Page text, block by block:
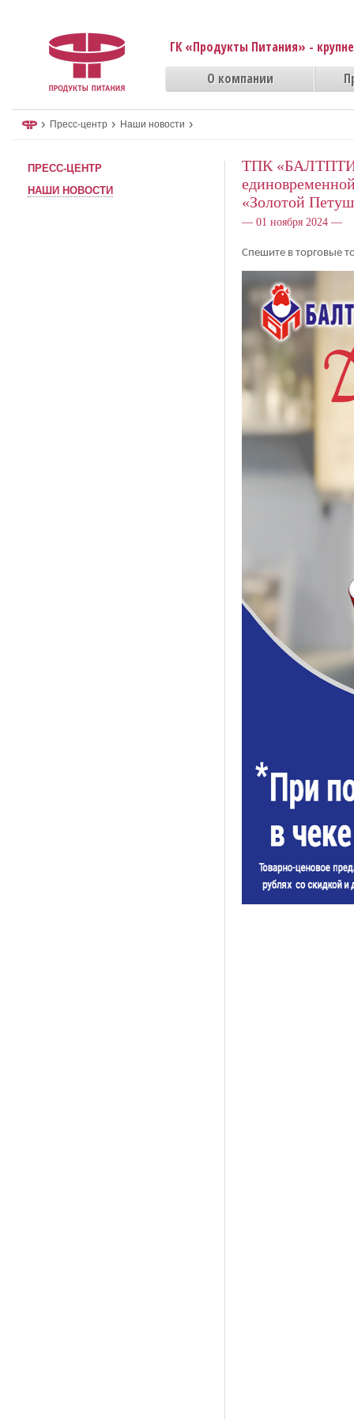
ГК «Продукты Питания» -
О компании
› Пресс-центр › Наши новости ›
ПРЕСС-ЦЕНТР
НАШИ НОВОСТИ
ТПК
«Золотой
— 01 ноября 2024 —
Спешите в торговые